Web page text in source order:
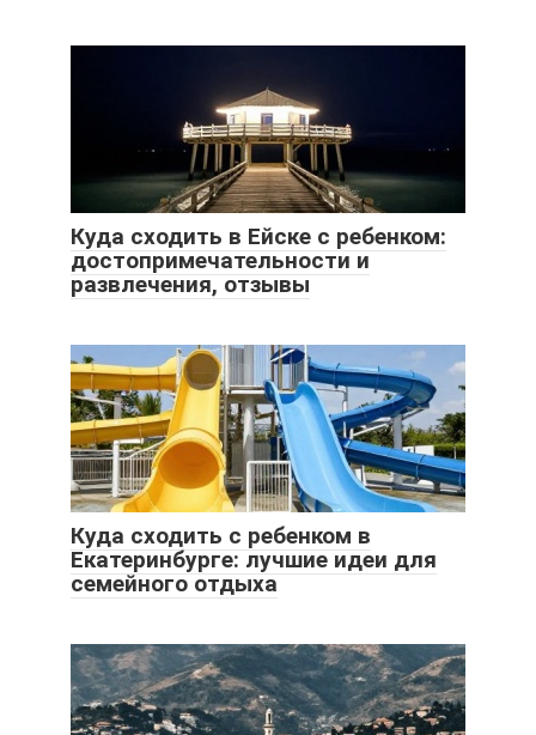
Куда сходить в Ейске с ребенком:
достопримечательности и
развлечения, отзывы
Куда сходить с ребенком в
Екатеринбурге: лучшие идеи для
семейного отдыха